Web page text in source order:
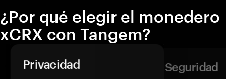
¿Por qué elegir el monedero
xCRX con Tangem?
Privacidad Seguridad